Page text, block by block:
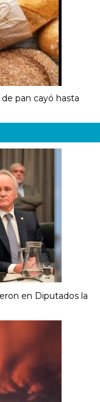
pan cayó hasta
en Diputados la